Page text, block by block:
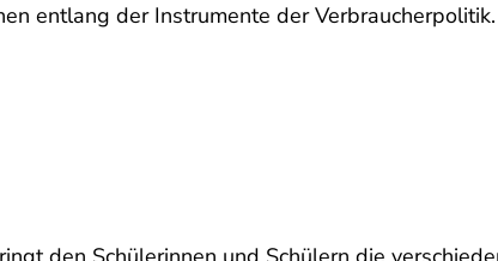
entlang der Instrumente der Verbraucherpolitik.